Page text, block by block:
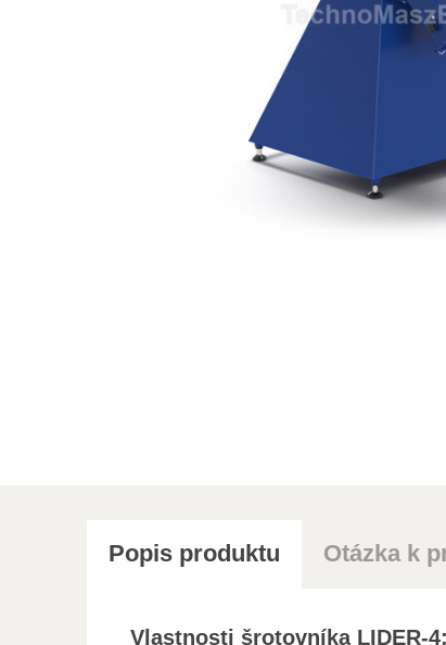
Popis produktu Otázka k
Vlastnosti šrotovníka LIDER-4: